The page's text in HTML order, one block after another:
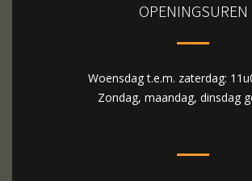
OPENINGSUREN
Woensdag t.e.m. zaterdag:
Zondag, maandag, dinsdag